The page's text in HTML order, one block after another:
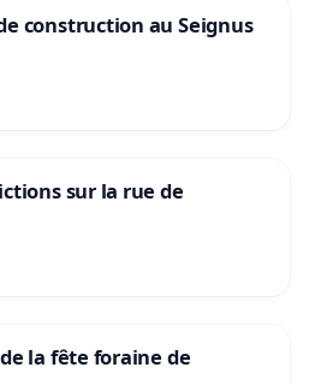
construction au Seignus
sur la rue de
la fête foraine de